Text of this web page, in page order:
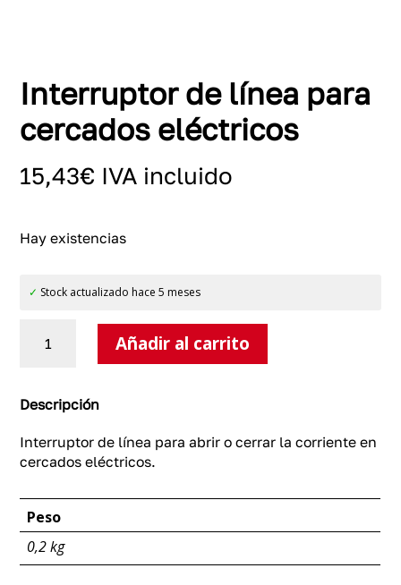
Interruptor de línea para
cercados eléctricos
15,43€ IVA incluido
Hay existencias
✓ Stock actualizado hace 5 meses
cercados
eléctricos
cantidad
Añadir al carrito
Descripción
Interruptor de línea para abrir o cerrar la corriente en
cercados eléctricos.
Peso
0,2 kg